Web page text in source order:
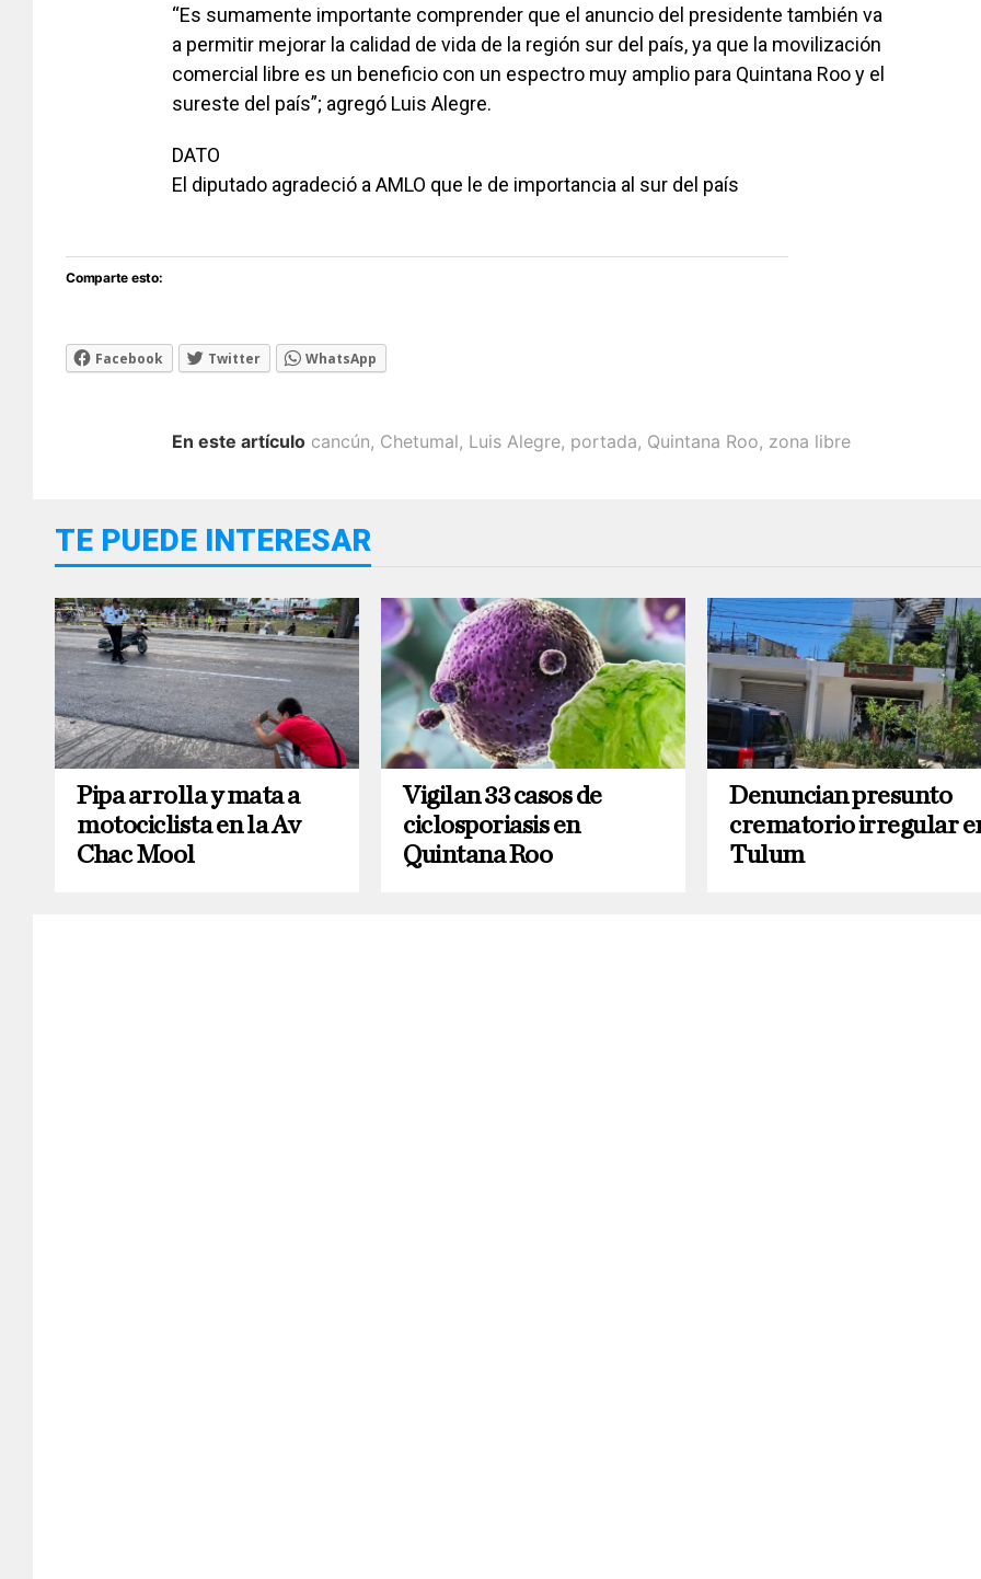
“Es sumamente importante comprender que el anuncio del presidente también va
a permitir mejorar la calidad de vida de la región sur del país, ya que la movilización
comercial libre es un beneficio con un espectro muy amplio para Quintana Roo y el
sureste del país”; agregó Luis Alegre.
DATO
El diputado agradeció a AMLO que le de importancia al sur del país
Comparte esto:
Facebook Twitter WhatsApp
En este artículo cancún, Chetumal, Luis Alegre, portada, Quintana Roo, zona libre
TE PUEDE INTERESAR
Pipa arrolla y mata a
motociclista en la Av
Chac Mool
Vigilan 33 casos de
ciclosporiasis en
Quintana Roo
Denuncian presunto
crematorio irregular
Tulum